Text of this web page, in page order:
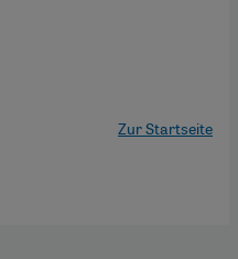
Zur Startseite